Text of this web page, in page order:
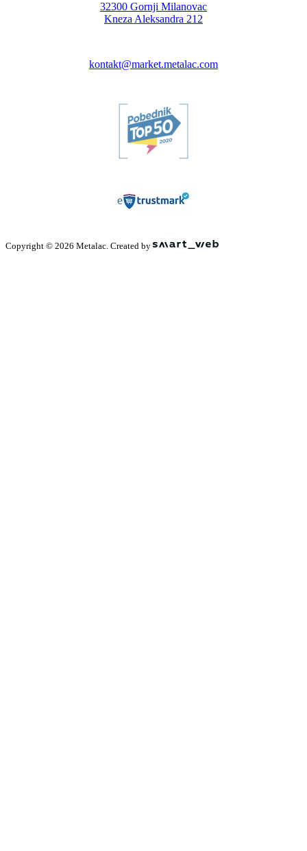
32300 Gornji Milanovac
Kneza Aleksandra 212
kontakt@market.metalac.com
Copyright © 2026 Metalac. Created by